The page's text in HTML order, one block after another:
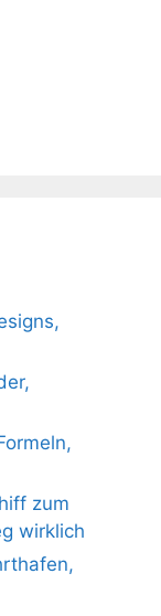
zum
wirklich